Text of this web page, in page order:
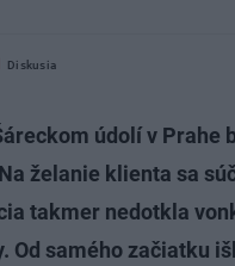
Diskusia
údolí v Prahe
želanie klienta sa
takmer nedotkla
Od samého začiatku